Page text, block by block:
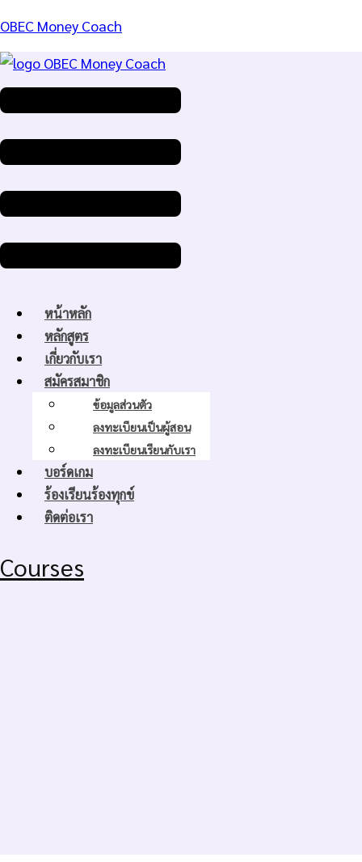
OBEC Money Coach
Menu
หน้าหลัก
หลักสูตร
เกี่ยวกับเรา
สมัครสมาชิก
ข้อมูลส่วนตัว
ลงทะเบียนเป็นผู้สอน
ลงทะเบียนเรียนกับเรา
บอร์ดเกม
ร้องเรียนร้องทุกข์
ติดต่อเรา
Courses